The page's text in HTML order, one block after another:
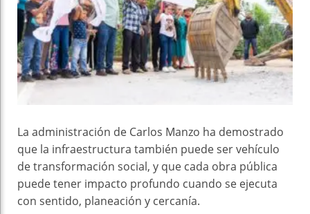
La administración de Carlos Manzo ha demostrado
que la infraestructura también puede ser vehículo
de transformación social, y que cada obra pública
puede tener impacto profundo cuando se ejecuta
con sentido, planeación y cercanía.